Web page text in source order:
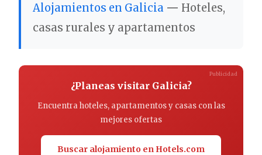
Alojamientos en Galicia — Hoteles,
casas rurales y apartamentos
¿Planeas visitar Galicia?
Encuentra hoteles, apartamentos y casas con las
mejores ofertas
Buscar alojamiento en Hotels.com
Publicidad